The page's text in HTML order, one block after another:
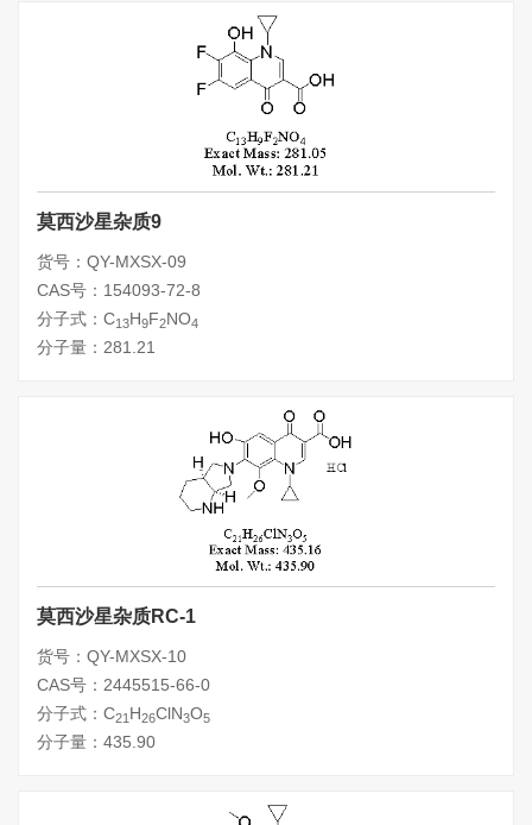
莫西沙星杂质9
货号：QY-MXSX-09
CAS号：154093-72-8
分子式：C13H9F2NO4
分子量：281.21
莫西沙星杂质RC-1
货号：QY-MXSX-10
CAS号：2445515-66-0
分子式：C21 H26ClN3O5
分子量：435.90